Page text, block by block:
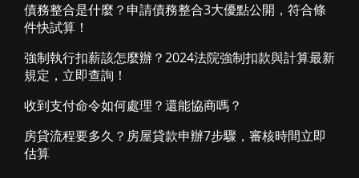
債務整合是什麼？申請債務整合3大優點公開，符合條
件快試算！
強制執行扣薪該怎麼辦？2024法院強制扣款與計算最新
規定，立即查詢！
收到支付命令如何處理？還能協商嗎？
房貸流程要多久？房屋貸款申辦7步驟，審核時間立即
估算